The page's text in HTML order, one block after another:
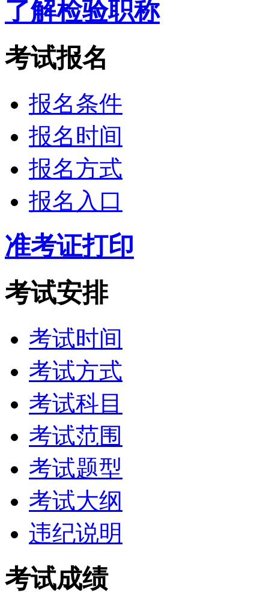
了解检验职称
考试报名
报名条件
报名时间
报名方式
报名入口
准考证打印
考试安排
考试时间
考试方式
考试科目
考试范围
考试题型
考试大纲
违纪说明
考试成绩